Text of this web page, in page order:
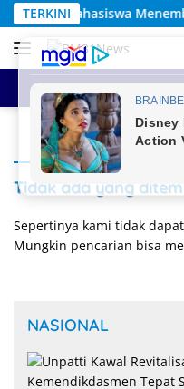
Langsung
ke
konten
TERKINIJejaring
HOME BERITA UTAMA
Tidak ada yang
Sepertinya kami tidak
Mungkin pencarian bisa
NASIONAL